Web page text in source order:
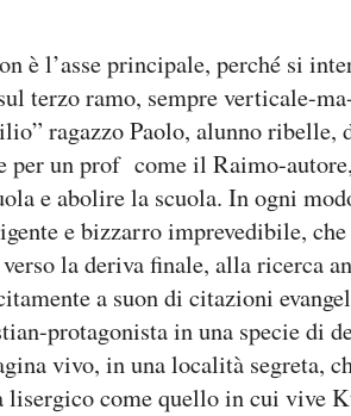
è l’asse principale, perché si
terzo ramo, sempre verticale-
ragazzo Paolo, alunno ribelle,
per un prof come il Raimo-
e abolire la scuola. In ogni
e bizzarro imprevedibile,
la deriva finale, alla ricerca
a suon di citazioni
protagonista in una specie di
vivo, in una località segreta,
lisergico come quello in cui vive